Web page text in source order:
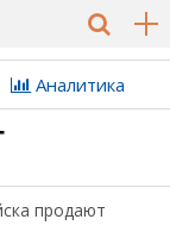
Аналитика
продают